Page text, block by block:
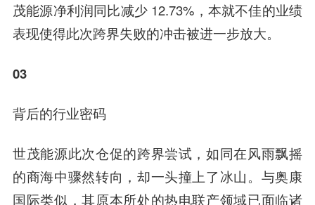
茂能源净利润同比减少 12.73%，本就不佳的业绩
表现使得此次跨界失败的冲击被进一步放大。
03
背后的行业密码
世茂能源此次仓促的跨界尝试，如同在风雨飘摇
的商海中骤然转向，却一头撞上了冰山。与奥康
国际类似，其原本所处的热电联产领域已面临诸